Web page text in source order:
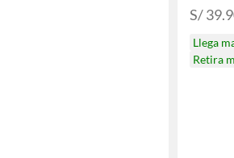
S/
Llega
Retira